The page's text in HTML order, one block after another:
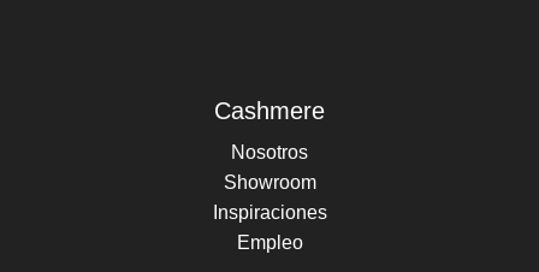
Cashmere
Nosotros
Showroom
Inspiraciones
Empleo